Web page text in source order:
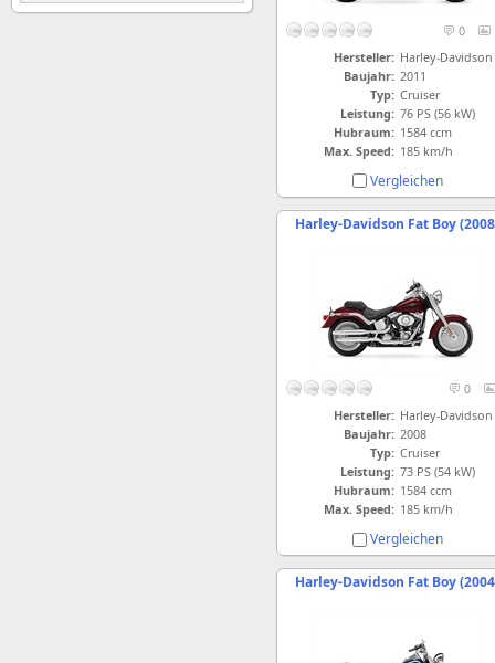
0
Hersteller: Harley-Davidson
Baujahr: 2011
Typ: Cruiser
Leistung: 76 PS (56 kW)
Hubraum: 1584 ccm
Max. Speed: 185 km/h
Vergleichen
Harley-Davidson Fat Boy
0
Hersteller: Harley-Davidson
Baujahr: 2008
Typ: Cruiser
Leistung: 73 PS (54 kW)
Hubraum: 1584 ccm
Max. Speed: 185 km/h
Vergleichen
Harley-Davidson Fat Boy